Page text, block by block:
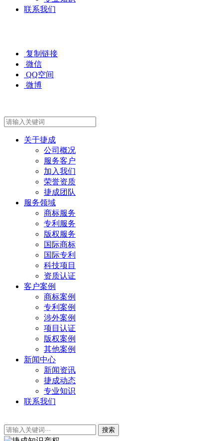
联系我们
复制链接
微信
QQ空间
微博
关于捷成
公司概况
服务客户
加入我们
荣誉资质
捷成团队
服务领域
商标服务
专利服务
版权服务
国际商标
国际专利
科技项目
资质认证
客户案例
商标案例
专利案例
涉外案例
项目认证
版权案例
其他案例
新闻中心
新闻资讯
捷成动态
专业知识
联系我们
搜索